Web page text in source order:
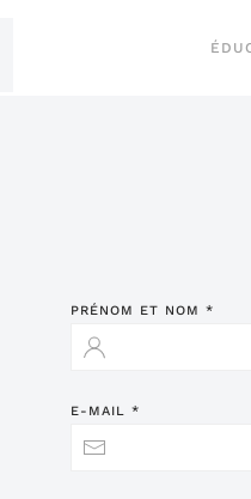
PRÉNOM ET NOM *
E-MAIL *